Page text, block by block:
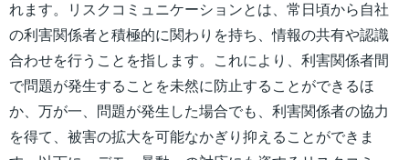
れます。リスクコミュニケーションとは、常日頃から自社
の利害関係者と積極的に関わりを持ち、情報の共有や認識
合わせを行うことを指します。これにより、利害関係者間
で問題が発生することを未然に防止することができるほ
か、万が一、問題が発生した場合でも、利害関係者の協力
を得て、被害の拡大を可能なかぎり抑えることができま